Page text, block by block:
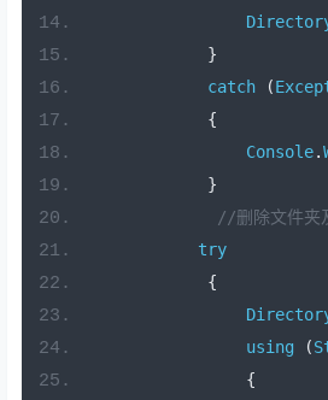
}
catch
(
{
Console.
}
//删除文件夹
try
{
using
(
{